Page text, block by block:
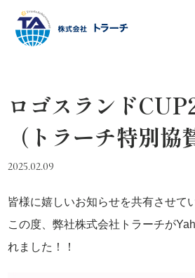
ロゴスランド
（トラーチ特別協
2025.02.09
皆様に嬉しいお知らせを共有させて
この度、弊社株式会社トラーチが
れました！！